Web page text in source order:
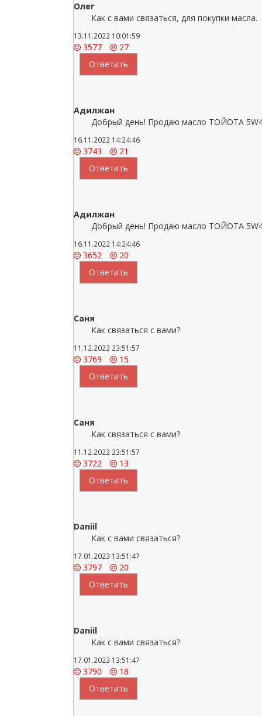
Олег
Как с вами связаться, для покупки масла.
13.11.2022 10:01:59
3577
27
Ответить
Адилжан
Добрый день! Продаю масло ТОЙОТА
16.11.2022 14:24:46
3743
21
Ответить
Адилжан
Добрый день! Продаю масло ТОЙОТА
16.11.2022 14:24:46
3652
20
Ответить
Саня
Как связаться с вами?
11.12.2022 23:51:57
3769
15
Ответить
Саня
Как связаться с вами?
11.12.2022 23:51:57
3722
13
Ответить
Daniil
Как с вами связаться?
17.01.2023 13:51:47
3797
20
Ответить
Daniil
Как с вами связаться?
17.01.2023 13:51:47
3790
18
Ответить